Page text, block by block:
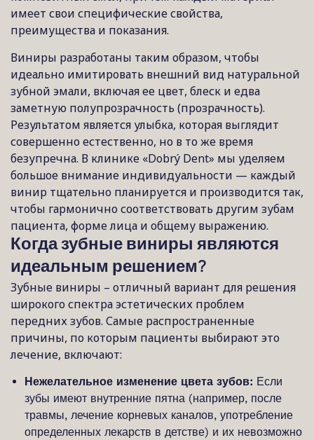
имеет свои специфические свойства,
преимущества и показания.
Виниры разработаны таким образом, чтобы
идеально имитировать внешний вид натуральной
зубной эмали, включая ее цвет, блеск и едва
заметную полупрозрачность (прозрачность).
Результатом является улыбка, которая выглядит
совершенно естественно, но в то же время
безупречна. В клинике «Dobrý Dent» мы уделяем
большое внимание индивидуальности — каждый
винир тщательно планируется и производится так,
чтобы гармонично соответствовать другим зубам
пациента, форме лица и общему выражению.
Когда зубные виниры являются
идеальным решением?
Зубные виниры – отличный вариант для решения
широкого спектра эстетических проблем
передних зубов. Самые распространенные
причины, по которым пациенты выбирают это
лечение, включают:
Нежелательное изменение цвета зубов: Если
зубы имеют внутренние пятна (например, после
травмы, лечение корневых каналов, употребление
определенных лекарств в детстве) и их невозможно